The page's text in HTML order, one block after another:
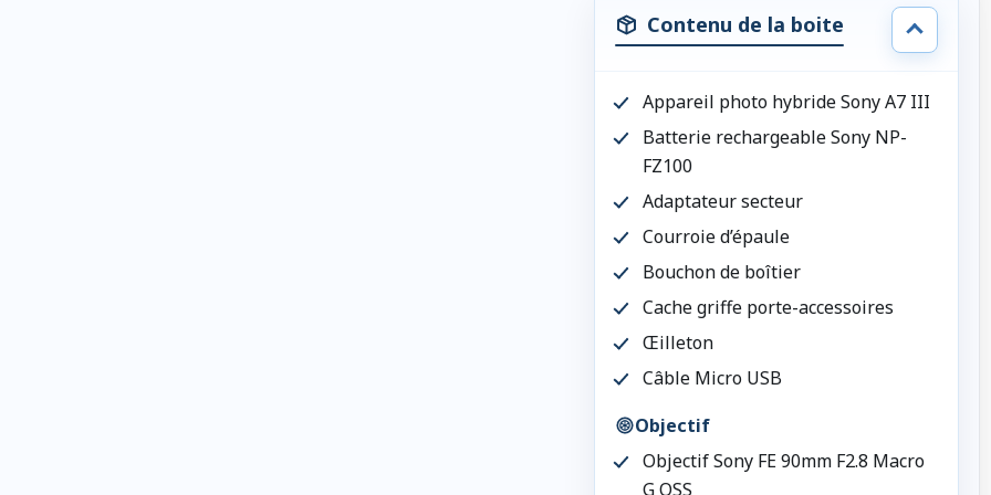
Contenu de la boite
Appareil photo hybride Sony A7 III
Batterie rechargeable Sony NP-
FZ100
Adaptateur secteur
Courroie d’épaule
Bouchon de boîtier
Cache griffe porte-accessoires
Œilleton
Câble Micro USB
Objectif
Objectif Sony FE 90mm F2.8 Macro
G OSS